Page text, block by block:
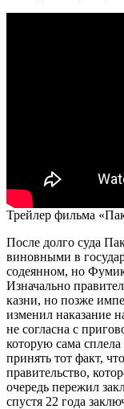
Трейлер фильма
После долго суда
виновными в
содеянном, но
Изначально
казни, но позже
изменил наказание
не согласна с
которую сама
принять тот факт,
правительство,
очередь пережил
спустя 22 года